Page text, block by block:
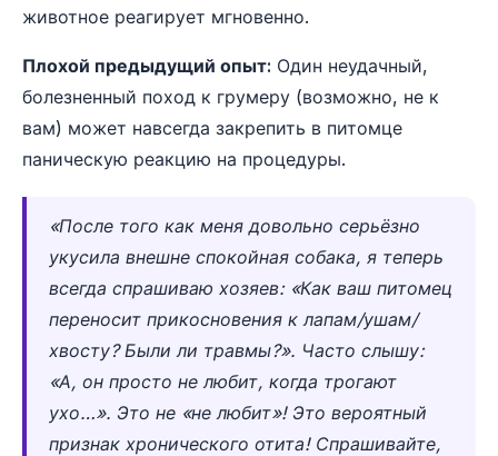
животное реагирует мгновенно.
Плохой предыдущий опыт: Один неудачный,
болезненный поход к грумеру (возможно, не к
вам) может навсегда закрепить в питомце
паническую реакцию на процедуры.
«После того как меня довольно серьёзно
укусила внешне спокойная собака, я теперь
всегда спрашиваю хозяев: «Как ваш питомец
переносит прикосновения к лапам/ушам/
хвосту? Были ли травмы?». Часто слышу:
«А, он просто не любит, когда трогают
ухо…». Это не «не любит»! Это вероятный
признак хронического отита! Спрашивайте,